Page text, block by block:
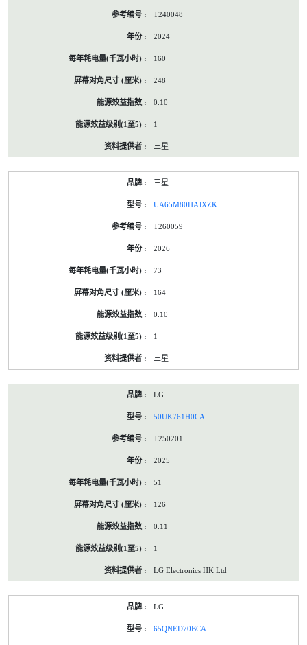
T240048
2024
160
248
0.10
1
三星
三星
UA65M80HAJXZK
T260059
2026
73
164
0.10
1
三星
LG
50UK761H0CA
T250201
2025
51
126
0.11
1
LG Electronics HK Ltd
LG
65QNED70BCA